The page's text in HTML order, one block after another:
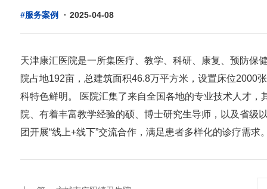
#服务案例 · 2025-04-08
天津康汇医院是一所集医疗、教学、科研、康复、预防保
院占地192亩，总建筑面积46.8万平方米，设置床位2000
科特色鲜明。 医院汇集了来自全国各地的专业技术人才
院、有着丰富教学经验的硕、博士研究生导师，以及省级
团开展“线上+线下”交流合作，满足患者多样化的诊疗需求